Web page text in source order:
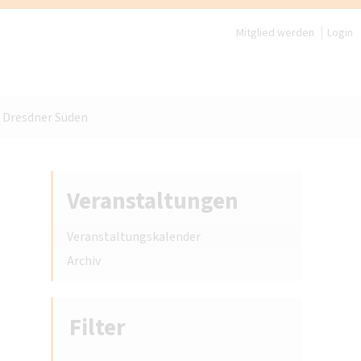
Mitglied werden Login
Süden
Veranstaltungen
Veranstaltungskalender
Archiv
Filter